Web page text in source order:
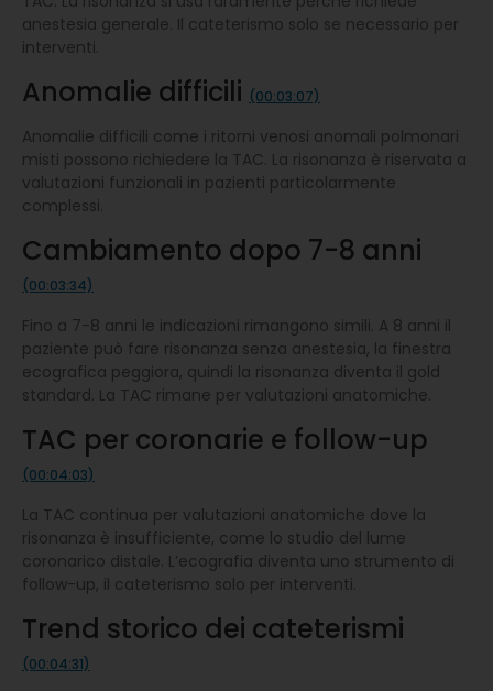
anestesia generale. Il cateterismo solo se necessario per
interventi.
Anomalie difficili (00:03:07)
Anomalie difficili come i ritorni venosi anomali polmonari
misti possono richiedere la TAC. La risonanza è riservata a
valutazioni funzionali in pazienti particolarmente
complessi.
Cambiamento dopo 7-8 anni
(00:03:34)
Fino a 7-8 anni le indicazioni rimangono simili. A 8 anni il
paziente può fare risonanza senza anestesia, la finestra
ecografica peggiora, quindi la risonanza diventa il gold
standard. La TAC rimane per valutazioni anatomiche.
TAC per coronarie e follow-up
(00:04:03)
La TAC continua per valutazioni anatomiche dove la
risonanza è insufficiente, come lo studio del lume
coronarico distale. L’ecografia diventa uno strumento di
follow-up, il cateterismo solo per interventi.
Trend storico dei cateterismi
(00:04:31)